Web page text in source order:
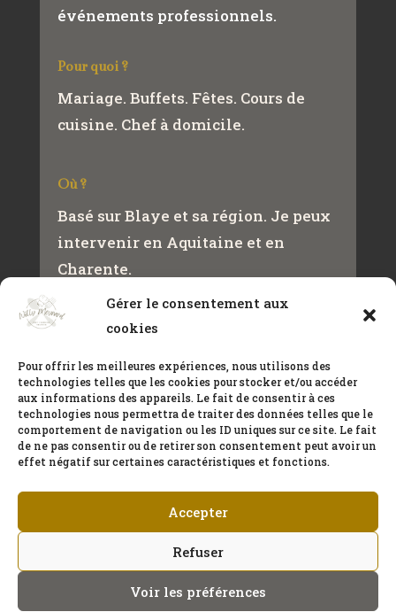
Gérer le consentement aux
cookies
Pour offrir les meilleures expériences, nous utilisons des
technologies telles que les cookies pour stocker et/ou accéder
aux informations des appareils. Le fait de consentir à ces
technologies nous permettra de traiter des données telles que le
comportement de navigation ou les ID uniques sur ce site. Le fait
de ne pas consentir ou de retirer son consentement peut avoir un
effet négatif sur certaines caractéristiques et fonctions.
Accepter
Refuser
Voir les préférences
événements professionnels.
Pour quoi ?
Mariage. Buffets. Fêtes. Cours de
cuisine. Chef à domicile.
Où ?
Basé sur Blaye et sa région. Je peux
intervenir en Aquitaine et en
Charente.
Contact
+33(0)650432466
meynardwilly@gmail.com
CONTACT